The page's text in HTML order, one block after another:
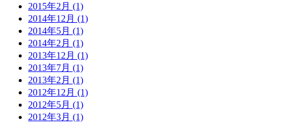
2015年2月 (1)
2014年12月 (1)
2014年5月 (1)
2014年2月 (1)
2013年12月 (1)
2013年7月 (1)
2013年2月 (1)
2012年12月 (1)
2012年5月 (1)
2012年3月 (1)